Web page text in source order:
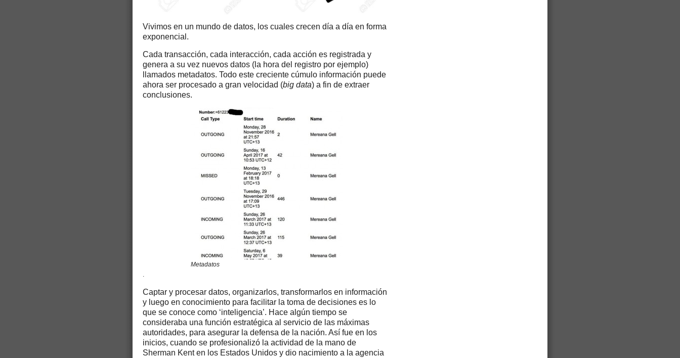
Vivimos en un mundo de datos, los cuales crecen día a día en forma
exponencial.
Cada transacción, cada interacción, cada acción es registrada y
genera a su vez nuevos datos (la hora del registro por ejemplo)
llamados metadatos. Todo este creciente cúmulo información puede
ahora ser procesado a gran velocidad (big data) a fin de extraer
conclusiones.
Metadatos
.
Captar y procesar datos, organizarlos, transformarlos en información
y luego en conocimiento para facilitar la toma de decisiones es lo
que se conoce como ‘inteligencia’. Hace algún tiempo se
consideraba una función estratégica al servicio de las máximas
autoridades, para asegurar la defensa de la nación. Así fue en los
inicios, cuando se profesionalizó la actividad de la mano de
Sherman Kent en los Estados Unidos y dio nacimiento a la agencia